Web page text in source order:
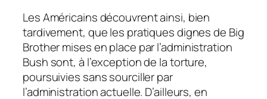
Les Américains découvrent ainsi, bien
tardivement, que les pratiques dignes de Big
Brother mises en place par l’administration
Bush sont, à l’exception de la torture,
poursuivies sans sourciller par
l’administration actuelle. D’ailleurs, en